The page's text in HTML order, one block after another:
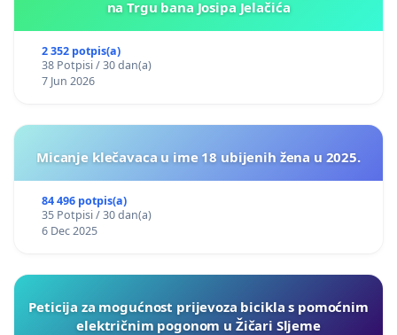
na Trgu bana Josipa Jelačića
2 352 potpis(a)
38 Potpisi / 30 dan(a)
7 Jun 2026
Micanje klečavaca u ime 18 ubijenih žena u 2025.
84 496 potpis(a)
35 Potpisi / 30 dan(a)
6 Dec 2025
Peticija za mogućnost prijevoza bicikla s pomoćnim
električnim pogonom u Žičari Sljeme